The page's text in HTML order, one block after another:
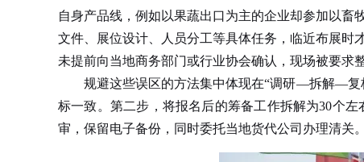
自身产品线，例如以果蔬出口为主的企业却参加以
文件、展位设计、人员分工等具体任务，临近布展时
未提前向当地商务部门或行业协会确认，现场被要求
规避这些误区的方法集中体现在“调研—拆解—复核
标一致。第二步，将报名后的筹备工作拆解为30个
审，保留电子备份，同时委托当地货代公司办理清关。